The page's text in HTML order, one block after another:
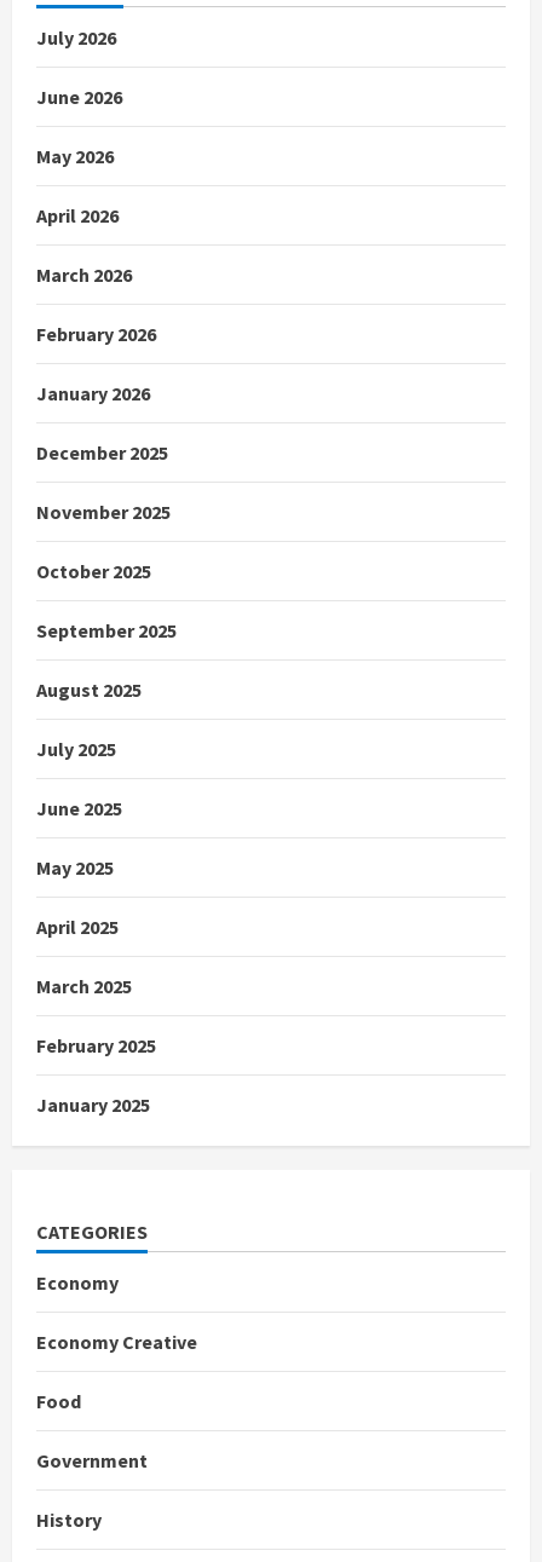
July 2026
June 2026
May 2026
April 2026
March 2026
February 2026
January 2026
December 2025
November 2025
October 2025
September 2025
August 2025
July 2025
June 2025
May 2025
April 2025
March 2025
February 2025
January 2025
CATEGORIES
Economy
Economy Creative
Food
Government
History